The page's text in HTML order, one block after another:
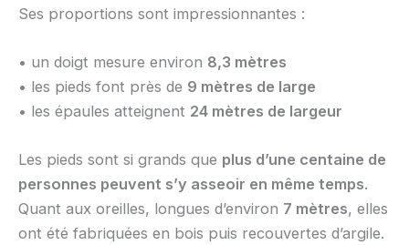
Ses proportions sont impressionnantes :
• un doigt mesure environ 8,3 mètres
• les pieds font près de 9 mètres de large
• les épaules atteignent 24 mètres de largeur
Les pieds sont si grands que plus d’une centaine de
personnes peuvent s’y asseoir en même temps.
Quant aux oreilles, longues d’environ 7 mètres, elles
ont été fabriquées en bois puis recouvertes d’argile.